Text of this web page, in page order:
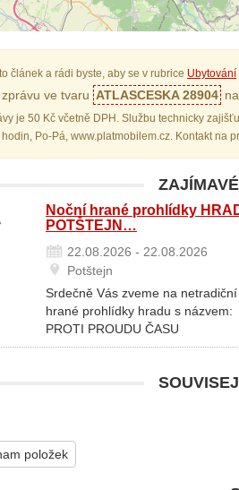
článek a rádi byste, aby se v rubrice Ubytování
ve tvaru ATLASCESKA 28904
je 50 Kč včetně DPH. Službu technicky
Po-Pá, www.platmobilem.cz. Kontakt na
Noční hrané prohlídky
POTŠTEJN…
22.08.2026 - 22.08.2026
Potštejn
Srdečně Vás zveme na netradiční
hrané prohlídky hradu s názvem:
PROTI PROUDU ČASU
položek